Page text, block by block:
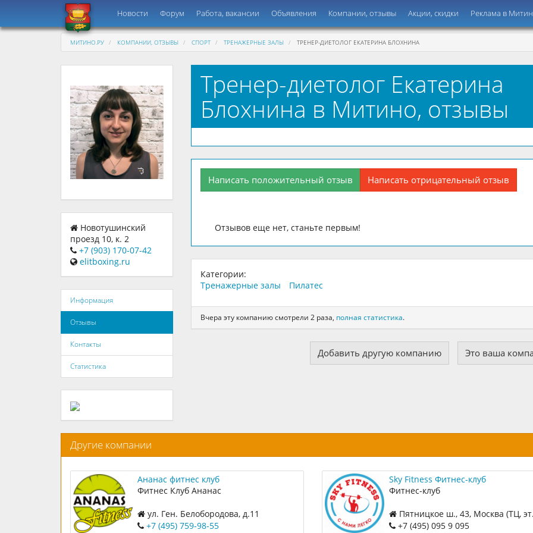
Новости Форум Работа, вакансии Объявления Компании, отзывы Акции, скидки Реклама в
МИТИНО.РУ КОМПАНИИ, ОТЗЫВЫ СПОРТ ТРЕНАЖЕРНЫЕ ЗАЛЫ ТРЕНЕР-ДИЕТОЛОГ ЕКАТЕРИНА БЛОХНИНА
Новотушинский
проезд 10, к. 2
+7 (903) 170-07-42
elitboxing.ru
Информация
Отзывы
Контакты
Статистика
Тренер-диетолог Екатерина
Блохнина в Митино, отзывы
Написать положительный отзыв Написать отрицательный отзыв
Отзывов еще нет, станьте первым!
Категории:
Тренажерные залы
Пилатес
Вчера эту компанию смотрели 2 раза, полная статистика.
Добавить другую компанию Это ваша
Другие компании
Ананас фитнес клуб
Фитнес Клуб Ананас
ул. Ген. Белобородова, д.11
+7 (495) 759-98-55
Sky Fitness Фитнес-клуб
Фитнес-клуб
Пятницкое ш., 43, Москва (ТЦ,
+7 (495) 095 9 095